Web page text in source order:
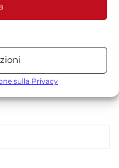
del consenso nella parte
e/o accedervi, Misurare le
prestazioni dei contenuti,
diverse.
sulla Privacy